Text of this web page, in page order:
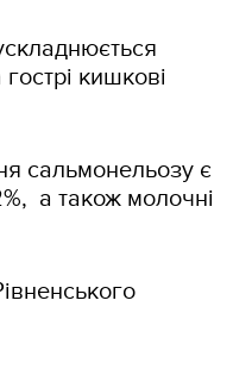
кишкові
сальмонельозу є
а також молочні